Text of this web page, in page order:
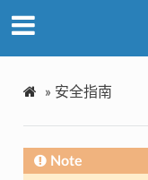
» 安全指南
Note